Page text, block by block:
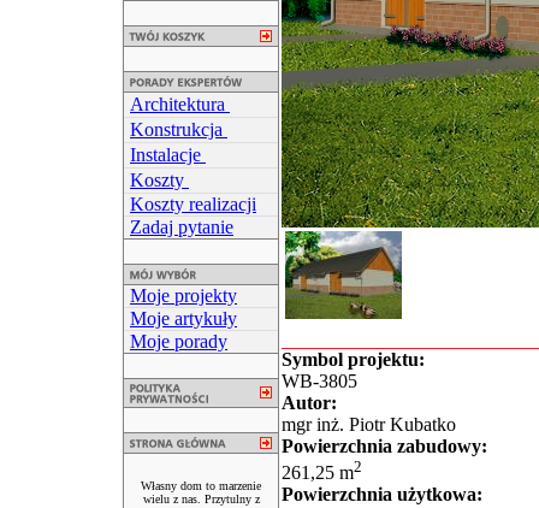
Architektura
Konstrukcja
Instalacje
Koszty
Koszty realizacji
Zadaj pytanie
Moje projekty
Moje artykuły
Moje porady
Własny dom to marzenie
wielu z nas. Przytulny z
Symbol projektu:
WB-3805
Autor:
mgr inż. Piotr Kubatko
Powierzchnia zabudowy:
261,25 m2
Powierzchnia użytkowa: